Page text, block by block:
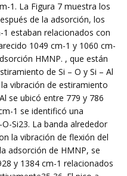
1. La Figura 7 muestra los
de la adsorción, los
estaban relacionados con
1049 cm-1 y 1060 cm-
HMNP. , que están
de Si – O y Si – Al
vibración de estiramiento
se ubicó entre 779 y 786
1 se identificó una
Si23. La banda alrededor
la vibración de flexión del
adsorción de HMNP, se
y 1384 cm-1 relacionados